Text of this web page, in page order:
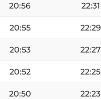
20:56 22:31
20:55 22:29
20:53 22:27
20:52 22:25
20:50 22:23